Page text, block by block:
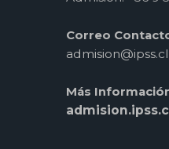
Correo
admision@ipss.cl
Más
admision.ipss.cl